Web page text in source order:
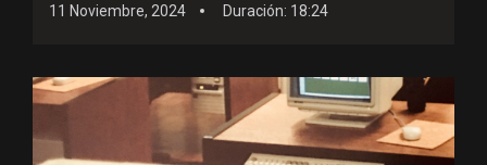
11 Noviembre, 2024 Duración: 18:24